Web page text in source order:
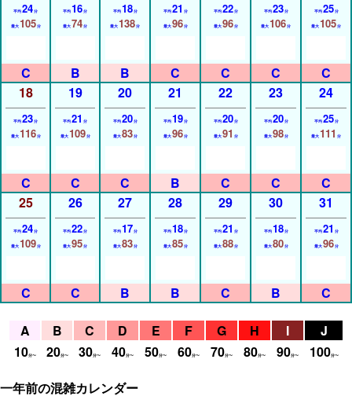
平均24分
最大 105分
平均16分
最大74分
平均18分
最大 138分
平均21 分
最大96分
平均22分
最大96分
平均23分
最大 106分
平均25分
最大 105分
18
平均23分
最大 116分
19
平均21 分
最大 109分
20
平均20分
最大83分
21
平均19分
最大96分
22
平均20分
最大91 分
23
平均20分
最大98分
24
平均25分
最大 111 分
25
平均24分
最大 109分
26
平均22分
最大95分
27
平均17分
最大83分
28
平均18分
最大85分
29
平均21 分
最大88分
30
平均18分
最大80分
31
平均21 分
最大96分
10分〜 20分〜 30分〜 40分〜 50分〜 60分〜 70分〜 80分〜 90分〜 100分〜
一年前の混雑カレンダー